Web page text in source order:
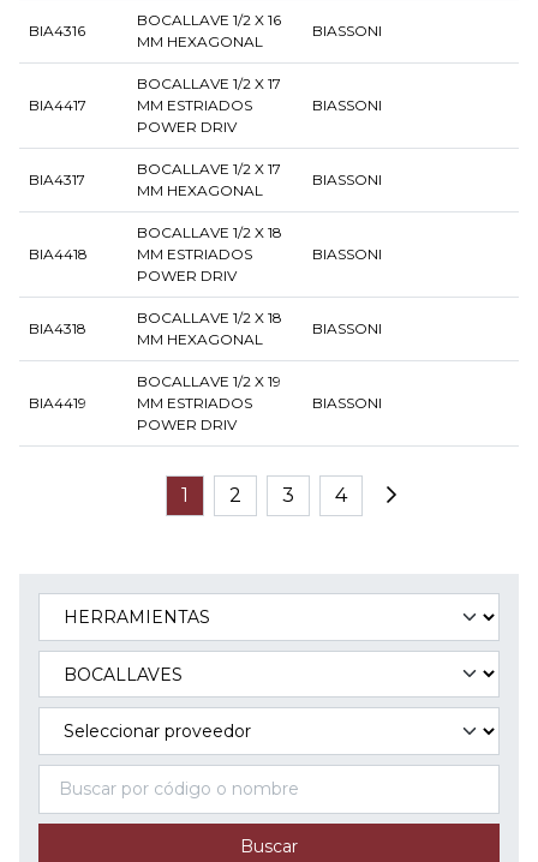
BIA4316
BOCALLAVE 1/2 X 16
MM HEXAGONAL
BIASSONI
BIA4417
BOCALLAVE 1/2 X 17
MM ESTRIADOS
POWER DRIV
BIASSONI
BIA4317
BOCALLAVE 1/2 X 17
MM HEXAGONAL
BIASSONI
BIA4418
BOCALLAVE 1/2 X 18
MM ESTRIADOS
POWER DRIV
BIASSONI
BIA4318
BOCALLAVE 1/2 X 18
MM HEXAGONAL
BIASSONI
BIA4419
BOCALLAVE 1/2 X 19
MM ESTRIADOS
POWER DRIV
BIASSONI
1 2 3 4
Buscar